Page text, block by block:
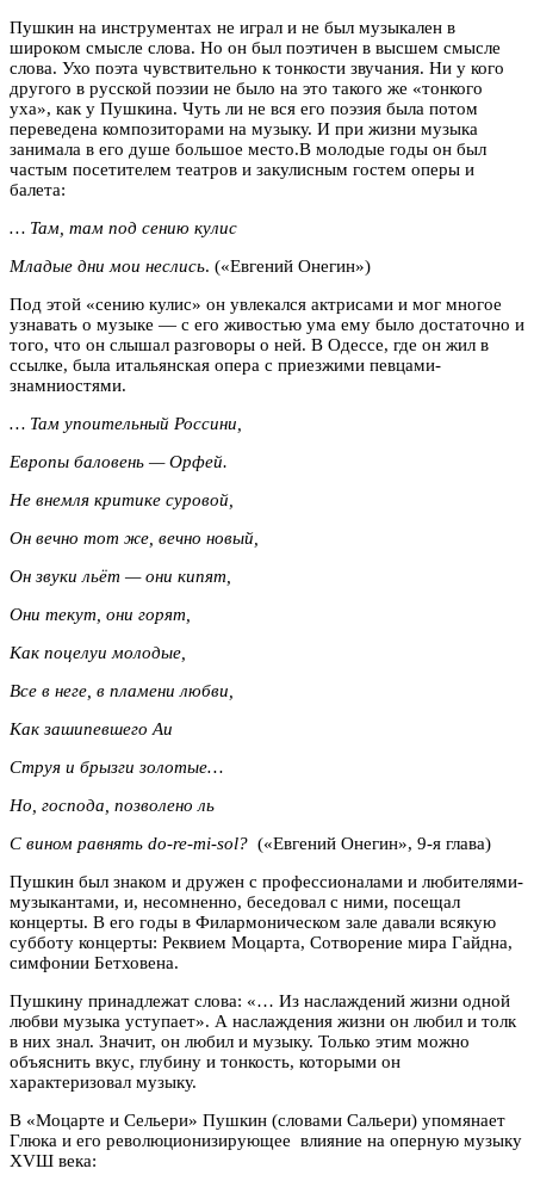
Пушкин на инструментах не играл и не был музыкален в
широком смысле слова. Но он был поэтичен в высшем смысле
слова. Ухо поэта чувствительно к тонкости звучания. Ни у кого
другого в русской поэзии не было на это такого же «тонкого
уха», как у Пушкина. Чуть ли не вся его поэзия была потом
переведена композиторами на музыку. И при жизни музыка
занимала в его душе большое место.В молодые годы он был
частым посетителем театров и закулисным гостем оперы и
балета:
… Там, там под сению кулис
Младые дни мои неслись. («Евгений Онегин»)
Под этой «сению кулис» он увлекался актрисами и мог многое
узнавать о музыке — с его живостью ума ему было достаточно и
того, что он слышал разговоры о ней. В Одессе, где он жил в
ссылке, была итальянская опера с приезжими певцами-
знамниостями.
… Там упоительный Россини,
Европы баловень — Орфей.
Не внемля критике суровой,
Он вечно тот же, вечно новый,
Он звуки льёт — они кипят,
Они текут, они горят,
Как поцелуи молодые,
Все в неге, в пламени любви,
Как зашипевшего Аи
Струя и брызги золотые…
Но, господа, позволено ль
С вином равнять do-re-mi-sol? («Евгений Онегин», 9-я глава)
Пушкин был знаком и дружен с профессионалами и любителями-
музыкантами, и, несомненно, беседовал с ними, посещал
концерты. В его годы в Филармоническом зале давали всякую
субботу концерты: Реквием Моцарта, Сотворение мира Гайдна,
симфонии Бетховена.
Пушкину принадлежат слова: «… Из наслаждений жизни одной
любви музыка уступает». А наслаждения жизни он любил и толк
в них знал. Значит, он любил и музыку. Только этим можно
объяснить вкус, глубину и тонкость, которыми он
характеризовал музыку.
В «Моцарте и Сельери» Пушкин (словами Сальери) упомянает
Глюка и его революционизирующее влияние на оперную музыку
ХVШ века: